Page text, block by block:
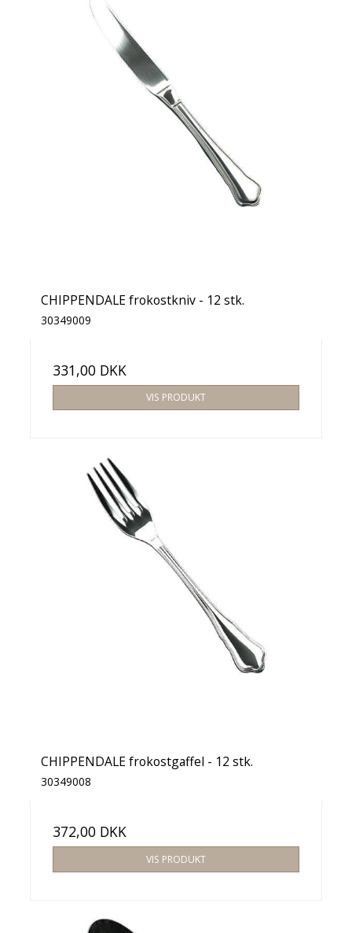
CHIPPENDALE frokostkniv - 12 stk.
30349009
331,00 DKK
VIS PRODUKT
CHIPPENDALE frokostgaffel - 12 stk.
30349008
372,00 DKK
VIS PRODUKT